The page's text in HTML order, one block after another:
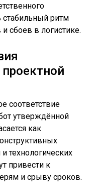
стабильный ритм
сбоев в логистике.
соответствие
утверждённой
как
технологических
привести к
и срыву сроков.